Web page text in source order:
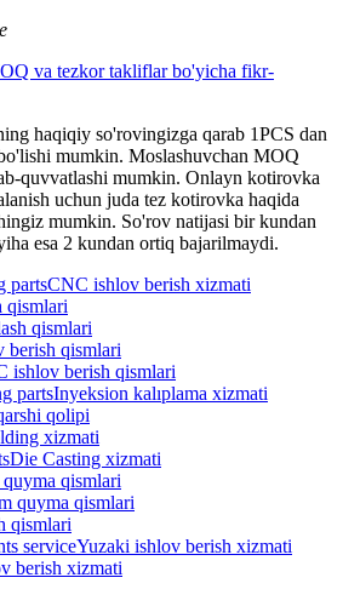
va tezkor takliflar bo'yicha fikr-
haqiqiy so'rovingizga qarab 1PCS dan
mumkin. Moslashuvchan MOQ
quvvatlashi mumkin. Onlayn kotirovka
uchun juda tez kotirovka haqida
mumkin. So'rov natijasi bir kundan
esa 2 kundan ortiq bajarilmaydi.
CNC ishlov berish xizmati
qismlari
qismlari
berish qismlari
ishlov berish qismlari
Inyeksion kalıplama xizmati
qolipi
xizmati
Die Casting xizmati
qismlari
quyma qismlari
qismlari
Yuzaki ishlov berish xizmati
berish xizmati